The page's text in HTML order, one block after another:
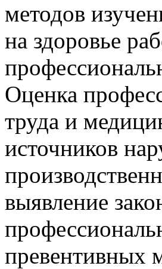
методов
на здоровье
Оценка
труда и
источников
выявление
превентивных